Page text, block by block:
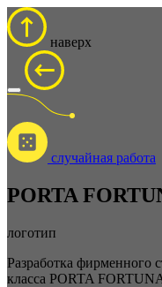
наверх
cлучайная работа
PORTA
логотип
Разработка фирменного
класса PORTA